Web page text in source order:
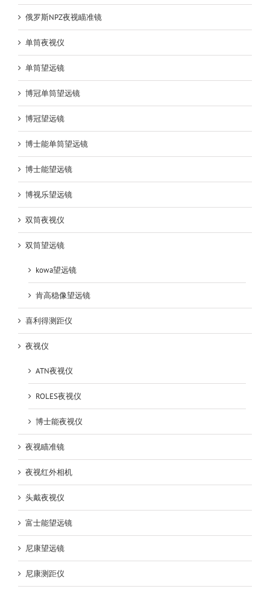
俄罗斯NPZ夜视瞄准镜
单筒夜视仪
单筒望远镜
博冠单筒望远镜
博冠望远镜
博士能单筒望远镜
博士能望远镜
博视乐望远镜
双筒夜视仪
双筒望远镜
kowa望远镜
肯高稳像望远镜
喜利得测距仪
夜视仪
ATN夜视仪
ROLES夜视仪
博士能夜视仪
夜视瞄准镜
夜视红外相机
头戴夜视仪
富士能望远镜
尼康望远镜
尼康测距仪